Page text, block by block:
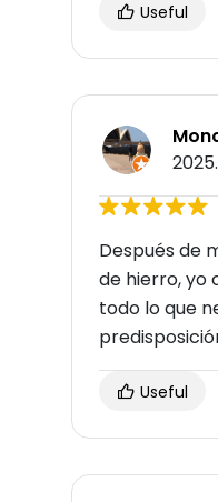
Useful
Después de
de hierro, yo
todo lo que
Useful